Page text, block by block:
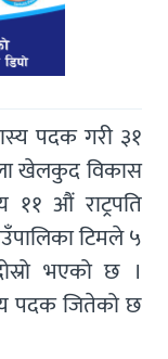
पदक गरी ३१
खेलकुद विकास
११ औं राट्रपति
टिमले ५
भएको छ ।
पदक जितेको छ